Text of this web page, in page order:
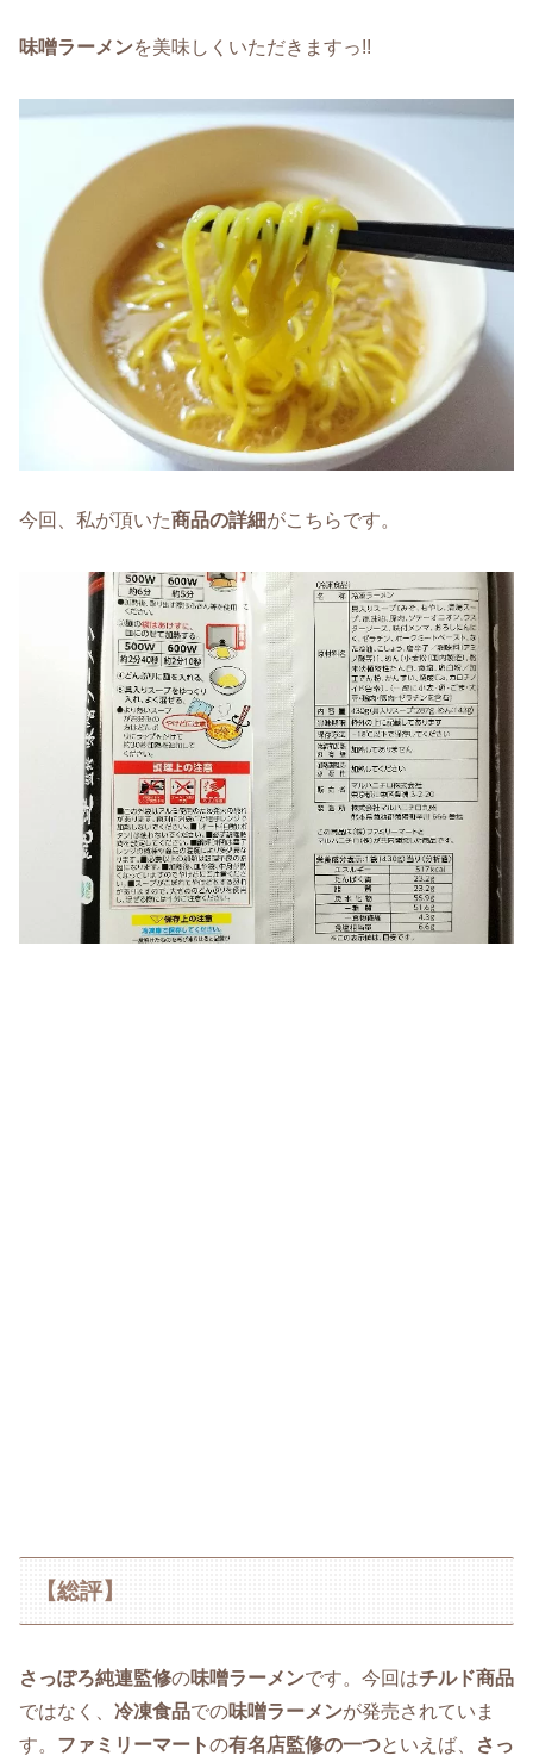
味噌ラーメンを美味しくいただきますっ!!
今回、私が頂いた商品の詳細がこちらです。
【総評】
さっぽろ純連監修の味噌ラーメンです。今回はチルド商品
ではなく、 冷凍食品での味噌ラーメンが発売されていま
す。 ファミリーマートの有名店監修の一つといえば、 さっ